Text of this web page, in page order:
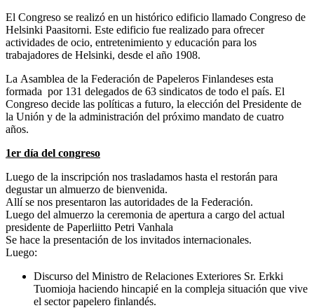
El Congreso se realizó en un histórico edificio llamado Congreso de
Helsinki Paasitorni. Este edificio fue realizado para ofrecer
actividades de ocio, entretenimiento y educación para los
trabajadores de Helsinki, desde el año 1908.
La Asamblea de la Federación de Papeleros Finlandeses esta
formada por 131 delegados de 63 sindicatos de todo el país. El
Congreso decide las políticas a futuro, la elección del Presidente de
la Unión y de la administración del próximo mandato de cuatro
años.
1er día del congreso
Luego de la inscripción nos trasladamos hasta el restorán para
degustar un almuerzo de bienvenida.
Allí se nos presentaron las autoridades de la Federación.
Luego del almuerzo la ceremonia de apertura a cargo del actual
presidente de Paperliitto Petri Vanhala
Se hace la presentación de los invitados internacionales.
Luego:
Discurso del Ministro de Relaciones Exteriores Sr. Erkki
Tuomioja haciendo hincapié en la compleja situación que vive
el sector papelero finlandés.